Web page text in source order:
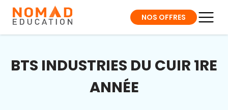
NOS OFFRES
BTS INDUSTRIES DU CUIR 1RE
ANNÉE